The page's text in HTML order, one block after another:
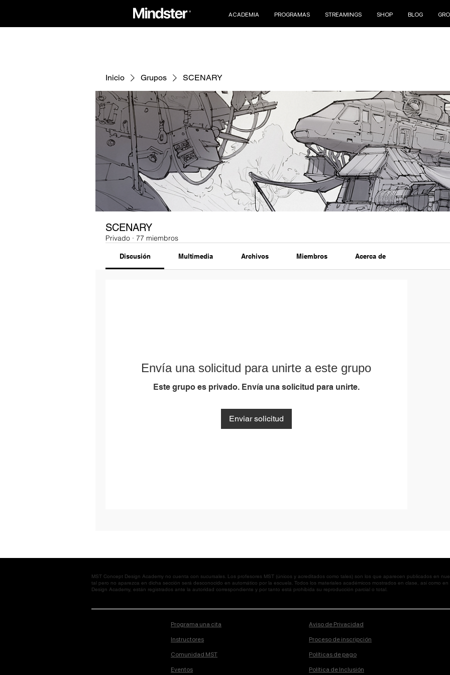
ACADEMIA PROGRAMAS STREAMINGS SHOP BLOG
Inicio Grupos SCENARY
SCENARY
Privado · 77 miembros
Discusión Multimedia Archivos Miembros Acerca de
Envía una solicitud para unirte a este grupo
Este grupo es privado. Envía una solicitud para unirte.
Enviar solicitud
MST Concept Design Academy no cuenta con sucursales. Los profesores MST (únicos y acreditados como tales) son los que aparecen publicados en
tal pero no aparezca en dicha sección será desconocido en automático por la escuela. Todos los materiales académicos mostrados en clase, así como
Design Academy, están registrados ante la autoridad correspondiente y por tanto está prohibida su reproducción parcial o total.
Programa una cita
Instructores
Comunidad MST
Eventos
Aviso de Privacidad
Proceso de inscripción
Políticas de pago
Política de Inclusión